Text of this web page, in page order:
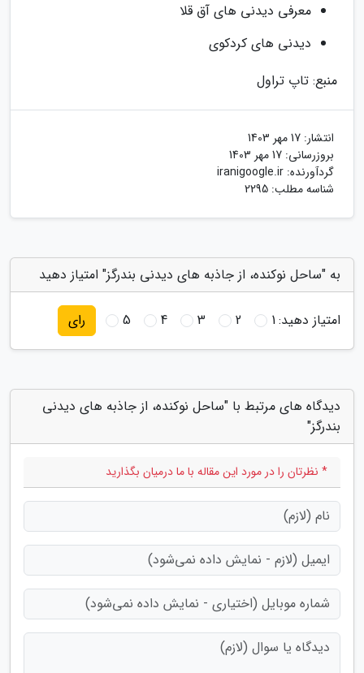
معرفی دیدنی های آق قلا
دیدنی های کردکوی
منبع: تاپ تراول
انتشار: 17 مهر 1403
بروزرسانی: 17 مهر 1403
گردآورنده: iranigoogle.ir
شناسه مطلب: 2295
به "ساحل نوکنده، از جاذبه های دیدنی بندرگز" امتیاز دهید
امتیاز دهید:1
2
3
4
5 رای
دیدگاه های مرتبط با "ساحل نوکنده، از جاذبه های دیدنی
بندرگز"
* نظرتان را در مورد این مقاله با ما درمیان بگذارید